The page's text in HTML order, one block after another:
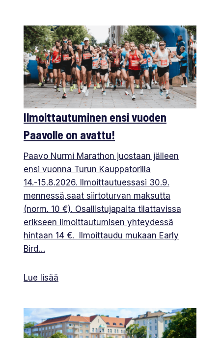
Ilmoittautuminen ensi vuoden
Paavolle on avattu!
Paavo Nurmi Marathon juostaan jälleen
ensi vuonna Turun Kauppatorilla
14.-15.8.2026. Ilmoittautuessasi 30.9.
mennessä,saat siirtoturvan maksutta
(norm. 10 €). Osallistujapaita tilattavissa
erikseen ilmoittautumisen yhteydessä
hintaan 14 €. Ilmoittaudu mukaan Early
Bird…
Lue lisää